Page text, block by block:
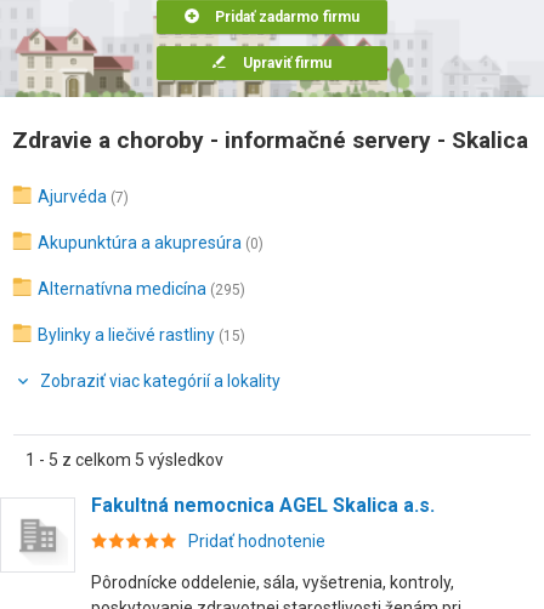
Pridať zadarmo firmu
Upraviť firmu
Zdravie a choroby - informačné servery - Skalica
Ajurvéda (7)
Akupunktúra a akupresúra (0)
Alternatívna medicína (295)
Bylinky a liečivé rastliny (15)
Zobraziť viac kategórií a lokality
1 - 5 z celkom 5 výsledkov
Fakultná nemocnica AGEL Skalica a.s.
Pridať hodnotenie
Pôrodnícke oddelenie, sála, vyšetrenia, kontroly,